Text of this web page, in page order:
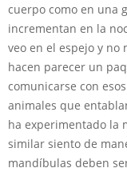
cuerpo como en una
incrementan en la
veo en el espejo y no
hacen parecer un
comunicarse con
animales que
ha experimentado la
similar siento de
mandíbulas deben